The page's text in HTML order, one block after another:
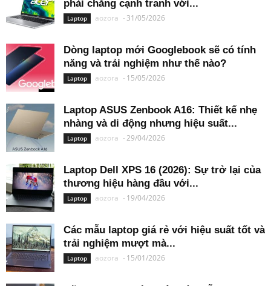
phải chăng cạnh tranh với...
Laptop aozora - 31/05/2026
Dòng laptop mới Googlebook sẽ có tính
năng và trải nghiệm như thế nào?
Laptop aozora - 15/05/2026
Laptop ASUS Zenbook A16: Thiết kế nhẹ
nhàng và di động nhưng hiệu suất...
Laptop aozora -29/04/2026
Laptop Dell XPS 16 (2026): Sự trở lại của
thương hiệu hàng đầu với...
Laptop aozora - 19/04/2026
Các mẫu laptop giá rẻ với hiệu suất tốt và
trải nghiệm mượt mà...
Laptop aozora - 15/01/2026